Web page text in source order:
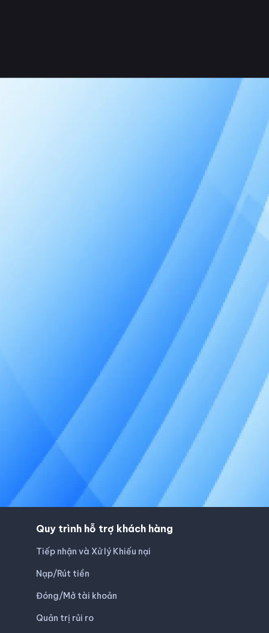
Quy trình hỗ trợ khách hàng
Tiếp nhận và Xử lý Khiếu nại
Nạp/Rút tiền
Đóng/Mở tài khoản
Quản trị rủi ro